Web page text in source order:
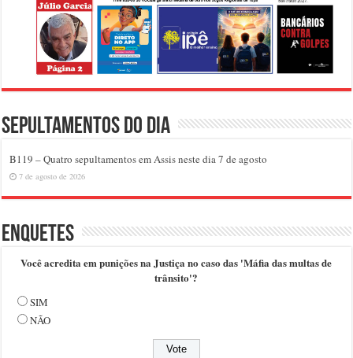
Sepultamentos do dia
B119 – Quatro sepultamentos em Assis neste dia 7 de agosto
7 de agosto de 2026
Enquetes
Você acredita em punições na Justiça no caso das 'Máfia das multas de
trânsito'?
SIM
NÃO